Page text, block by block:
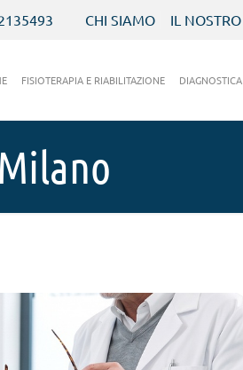
CHI SIAMO IL
FISIOTERAPIA E RIABILITAZIONE DIAGNOSTICA